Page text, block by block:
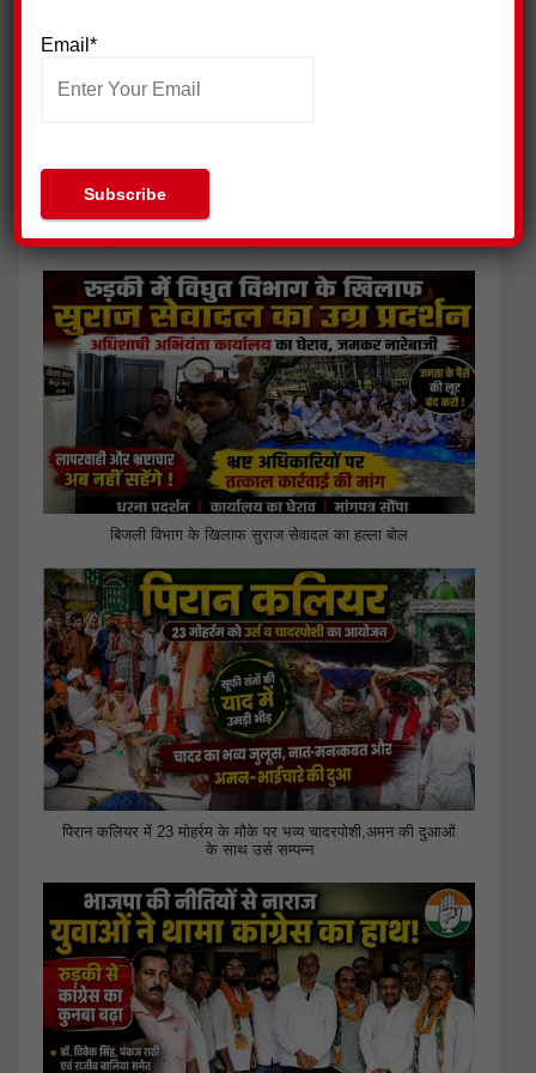
सुराज सेवा दल ने निकाली युवा न्याय यात्रा,किया प्रदर्शन
बिजली विभाग के खिलाफ सुराज सेवादल का हल्ला बोल
पिरान कलियर में 23 मोहर्रम के मौके पर भव्य चादरपोशी,अमन की दुआओं
के साथ उर्स सम्पन्न
Email*